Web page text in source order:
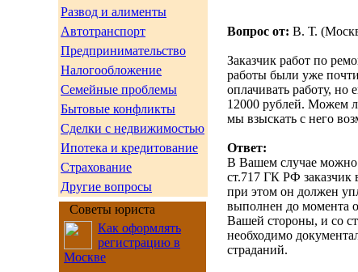
Развод и алименты
Автотранспорт
Предпринимательство
Налогообложение
Семейные проблемы
Бытовые конфликты
Сделки с недвижимостью
Ипотека и кредитование
Страхование
Другие вопросы
Советы юриста
Как оформлять
регистрацию в
Москве
Вопрос от: В. Т.
Заказчик работ по
работы были уже
оплачивать работу, но
12000 рублей. Можем
мы взыскать с него
Ответ:
В Вашем случае можно
ст.717 ГК РФ заказчик
при этом он должен
выполнен до момента
Вашей стороны, и со
необходимо
страданий.